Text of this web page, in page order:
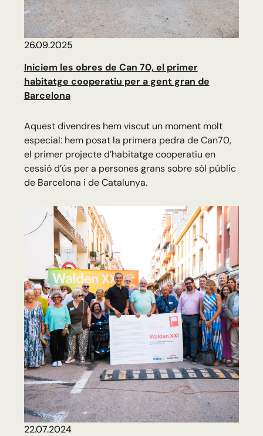
26.09.2025
Iniciem les obres de Can 70, el primer
habitatge cooperatiu per a gent gran de
Barcelona
Aquest divendres hem viscut un moment molt
especial: hem posat la primera pedra de Can70,
el primer projecte d’habitatge cooperatiu en
cessió d’ús per a persones grans sobre sòl públic
de Barcelona i de Catalunya.
22.07.2024